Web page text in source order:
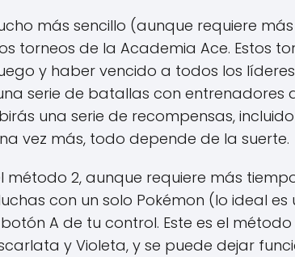
más sencillo (aunque requiere
torneos de la Academia Ace. Estos
y haber vencido a todos los
serie de batallas con entrenadores
una serie de recompensas,
vez más, todo depende de la suerte.
método 2, aunque requiere más
con un solo Pokémon (lo ideal es
A de tu control. Este es el
y Violeta, y se puede dejar